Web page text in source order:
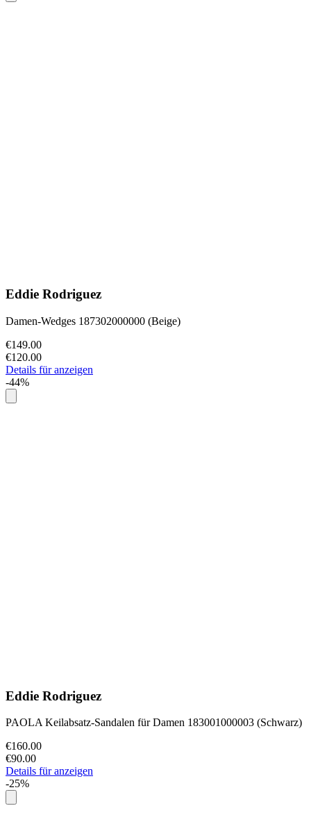
Eddie Rodriguez
Damen-Wedges 187302000000 (Beige)
€149.00
€120.00
Details für anzeigen
-44%
Eddie Rodriguez
PAOLA Keilabsatz-Sandalen für Damen 183001000003 (Schwarz)
€160.00
€90.00
Details für anzeigen
-25%